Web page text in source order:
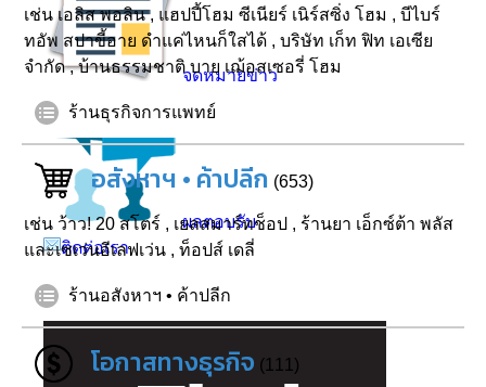
เช่น เอลิส พอลิน, แฮปปี้โฮม ซีเนียร์ เนิร์สซิ่ง โฮม , บีไบร์
ทอัพ สปาขี้อาย ดำแค่ไหนก็ใสได้ , บริษัท เก็ท ฟิท เอเซีย
จำกัด,บ้านธรรมชาติ บาย เฌ้อสเซอรี่ โฮม
ร้านธุรกิจการแพทย์
อสังหาฯ • ค้าปลีก (653)
เช่น ว้าว! 20 สโตร์ , เยลสมาร์ทช็อป , ร้านยา เอ็กซ์ต้า พลัส
และเซเว่นอีเลฟเว่น , ท็อปส์ เดลี่
ร้านอสังหาฯ • ค้าปลีก
โอกาสทางธุรกิจ (111)
จดหมายข่าว
ผลตอบรับ
ติดต่อเรา
เกี่ยวกับเรา